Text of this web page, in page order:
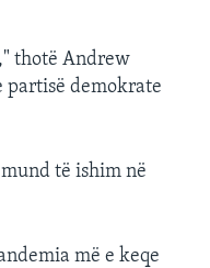
thotë Andrew
demokrate
të ishim në
më e keqe